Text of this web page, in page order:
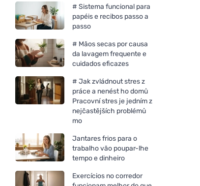
# Sistema funcional para
papéis e recibos passo a
passo
# Mãos secas por causa
da lavagem frequente e
cuidados eficazes
# Jak zvládnout stres z
práce a nenést ho domů
Pracovní stres je jedním z
nejčastějších problémů
mo
Jantares frios para o
trabalho vão poupar-lhe
tempo e dinheiro
Exercícios no corredor